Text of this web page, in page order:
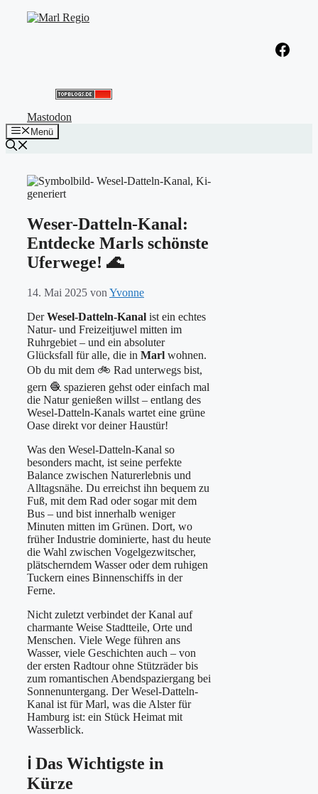
Facebook
Mastodon
Menü
Weser-Datteln-Kanal:
Entdecke Marls schönste
Uferwege! 🌊
14. Mai 2025 von Yvonne
DerWesel-Datteln-Kanal ist ein echtes
Natur- und Freizeitjuwel mitten im
Ruhrgebiet – und ein absoluter
Glücksfall für alle, die in Marl wohnen.
Ob du mit dem 🚲 Rad unterwegs bist,
gern 🧶 spazieren gehst oder einfach mal
die Natur genießen willst – entlang des
Wesel-Datteln-Kanals wartet eine grüne
Oase direkt vor deiner Haustür!
Was den Wesel-Datteln-Kanal so
besonders macht, ist seine perfekte
Balance zwischen Naturerlebnis und
Alltagsnähe. Du erreichst ihn bequem zu
Fuß, mit dem Rad oder sogar mit dem
Bus – und bist innerhalb weniger
Minuten mitten im Grünen. Dort, wo
früher Industrie dominierte, hast du heute
die Wahl zwischen Vogelgezwitscher,
plätscherndem Wasser oder dem ruhigen
Tuckern eines Binnenschiffs in der
Ferne.
Nicht zuletzt verbindet der Kanal auf
charmante Weise Stadtteile, Orte und
Menschen. Viele Wege führen ans
Wasser, viele Geschichten auch – von
der ersten Radtour ohne Stützräder bis
zum romantischen Abendspaziergang bei
Sonnenuntergang. Der Wesel-Datteln-
Kanal ist für Marl, was die Alster für
Hamburg ist: ein Stück Heimat mit
Wasserblick.
ℹ️ Das Wichtigste in
Kürze